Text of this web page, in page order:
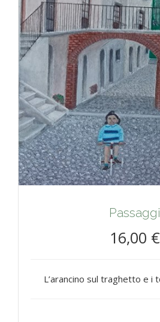
Passaggi
16,00 €
L’arancino sul traghetto e i